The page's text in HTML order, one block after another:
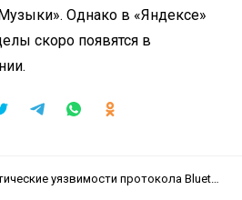
Однако в «Яндексе»
скоро появятся в
уязвимости протокола Bluetooth